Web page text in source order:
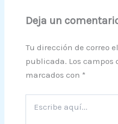
Deja un
Tu dirección de correo
publicada. Los campos
marcados con *
aquí...